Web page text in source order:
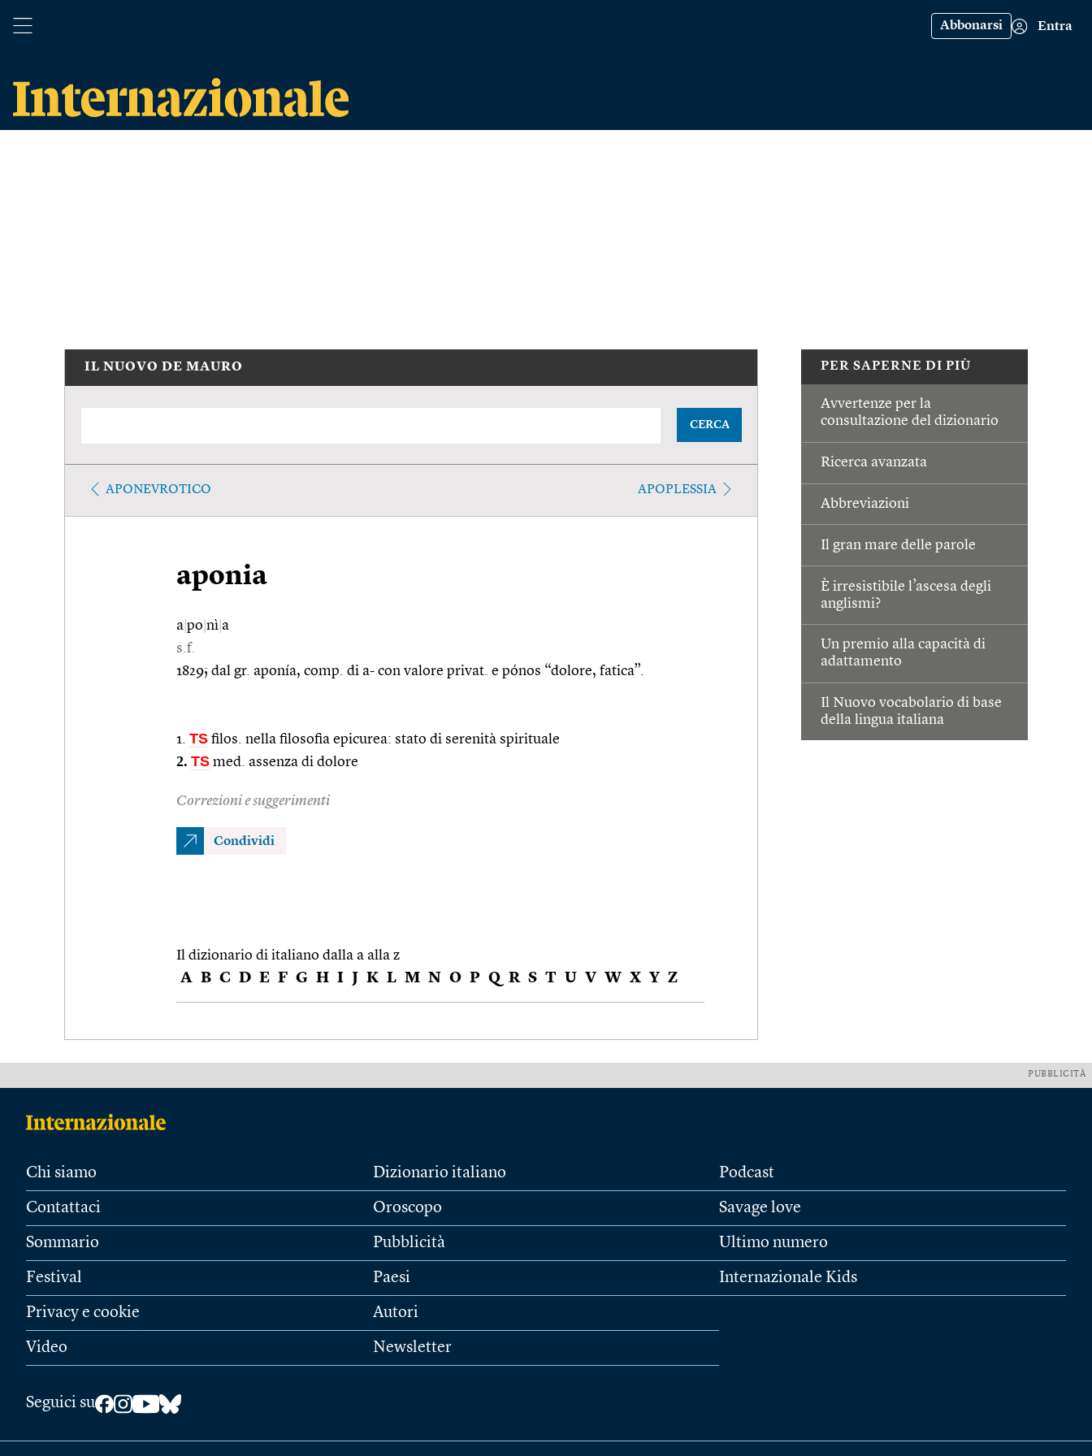
Abbonarsi Entra
PER SAPERNE DI PIÙ
Avvertenze per la
consultazione del dizionario
Ricerca avanzata
Abbreviazioni
Il gran mare delle parole
È irresistibile l’ascesa degli
anglismi?
Un premio alla capacità di
adattamento
Il Nuovo vocabolario di base
della lingua italiana
IL NUOVO DE MAURO
CERCA
APONEVROTICO APOPLESSIA
aponia
a po nì a
s.f.
1829; dal gr. aponía, comp. di a- con valore privat. e pónos “dolore, fatica”.
1. TS filos. nella filosofia epicurea: stato di serenità spirituale
2. TS med. assenza di dolore
Correzioni e suggerimenti
Condividi
Il dizionario di italiano dalla a alla z
A B C D E F G H I J K L M N O P Q R S T U V W X Y Z
PUBBLICITÀ
Chi siamo
Contattaci
Sommario
Festival
Privacy e cookie
Video
Dizionario italiano
Oroscopo
Pubblicità
Paesi
Autori
Newsletter
Podcast
Savage love
Ultimo numero
Internazionale Kids
Seguici su